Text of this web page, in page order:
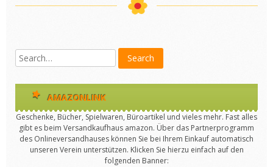
AMAZONLINK
Geschenke, Bücher, Spielwaren, Büroartikel und vieles mehr. Fast alles
gibt es beim Versandkaufhaus amazon. Über das Partnerprogramm
des Onlineversandhauses können Sie bei Ihrem Einkauf automatisch
unseren Verein unterstützen. Klicken Sie hierzu einfach auf den
folgenden Banner: